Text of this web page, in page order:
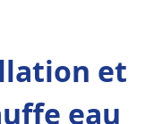
et
eau